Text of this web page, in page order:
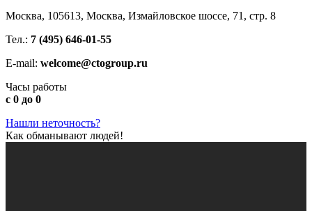
Москва, 105613, Москва, Измайловское шоссе, 71, стр. 8
Тел.: 7 (495) 646-01-55
E-mail: welcome@ctogroup.ru
Часы работы
с 0 до 0
Нашли неточность?
Как обманывают людей!